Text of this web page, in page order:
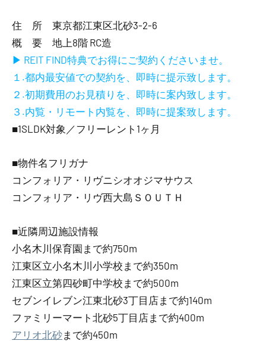
住 所 東京都江東区北砂3-2-6
概 要 地上8階 RC造
▶ REIT FIND特典でお得にご契約くださいませ。
１.都内最安値での契約を、即時に提示致します。
２.初期費用のお見積りを、即時に案内致します。
３.内覧・リモート内覧を、即時に提案致します。
■1SLDK対象／フリーレント1ヶ月
■物件名フリガナ
コンフォリア・リヴニシオオジマサウス
コンフォリア・リヴ西大島ＳＯＵＴＨ
■近隣周辺施設情報
小名木川保育園まで約750m
江東区立小名木川小学校まで約350m
江東区立第四砂町中学校まで約500m
セブンイレブン江東北砂3丁目店まで約140m
ファミリーマート北砂5丁目店まで約400m
アリオ北砂まで約450m